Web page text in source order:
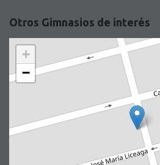
Otros Gimnasios de interés
+
−